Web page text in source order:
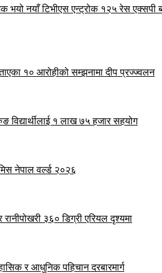
भयो नयाँ टिभीएस एन्ट्रोक १२५ रेस एक्सपी
१० आरोहीको सम्झनामा दीप प्रज्ज्वलन
विद्यार्थीलाई १ लाख ७५ हजार सहयोग
नेपाल वर्ल्ड २०२६
रानीपोखरी ३६० डिग्री एरियल दृश्यमा
र आधुनिक पहिचान दरबारमार्ग